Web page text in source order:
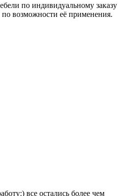
по индивидуальному заказу
возможности её применения.
все остались более чем